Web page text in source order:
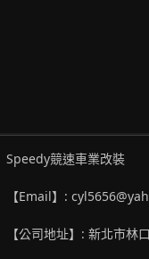
Speedy競速車業改裝
【Email】:
【公司地址】: 新北市林